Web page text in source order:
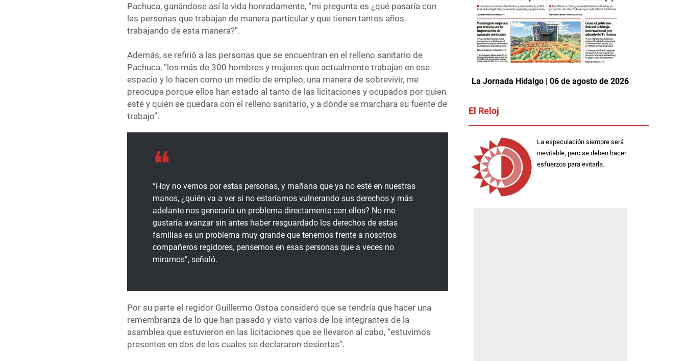
Pachuca, ganándose así la vida honradamente, “mi pregunta es ¿qué pasaría con
las personas que trabajan de manera particular y que tienen tantos años
trabajando de esta manera?”.
Además, se refirió a las personas que se encuentran en el relleno sanitario de
Pachuca, “los más de 300 hombres y mujeres que actualmente trabajan en ese
espacio y lo hacen como un medio de empleo, una manera de sobrevivir, me
preocupa porque ellos han estado al tanto de las licitaciones y ocupados por quien
esté y quién se quedara con el relleno sanitario, y a dónde se marchara su fuente de
trabajo”.
“Hoy no vemos por estas personas, y mañana que ya no esté en nuestras
manos, ¿quién va a ver si no estaríamos vulnerando sus derechos y más
adelante nos generaría un problema directamente con ellos? No me
gustaría avanzar sin antes haber resguardado los derechos de estas
familias es un problema muy grande que tenemos frente a nosotros
compañeros regidores, pensemos en esas personas que a veces no
miramos”, señaló.
Por su parte el regidor Guillermo Ostoa consideró que se tendría que hacer una
remembranza de lo que han pasado y visto varios de los integrantes de la
asamblea que estuvieron en las licitaciones que se llevaron al cabo, “estuvimos
presentes en dos de los cuales se declararon desiertas”.
La Jornada Hidalgo | 06 de agosto de 2026
El Reloj
La especulación siempre será
inevitable, pero se deben hacer
esfuerzos para evitarla.